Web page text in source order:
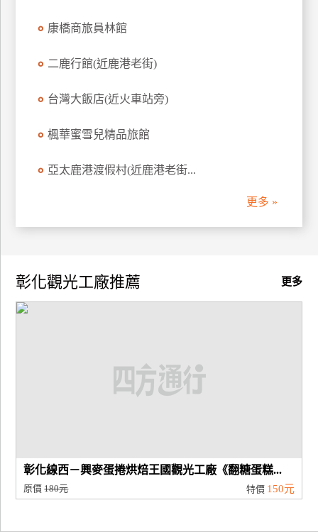
作
飯
旅
康橋商旅員林館
二鹿行館(近鹿港老街)
台灣大飯店(近火車站旁)
楓華蜜雪兒精品旅館
亞太鹿港渡假村(近鹿港老街...
更多 »
更多
彰化觀光工廠推薦
彰化線西－興麥蛋捲烘焙王國觀光工廠《翻糖蛋糕...
原價180元 特價 150元